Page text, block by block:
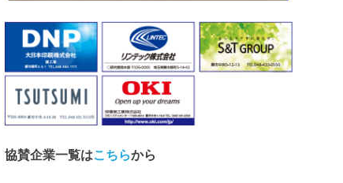
協賛企業一覧はこちらから